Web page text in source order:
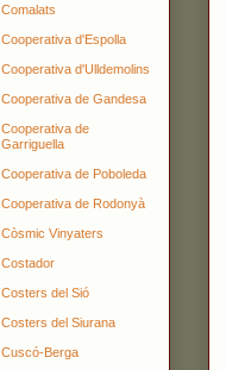
Comalats
Cooperativa d'Espolla
Cooperativa d'Ulldemolins
Cooperativa de Gandesa
Cooperativa de
Garriguella
Cooperativa de Poboleda
Cooperativa de Rodonyà
Còsmic Vinyaters
Costador
Costers del Sió
Costers del Siurana
Cuscó-Berga